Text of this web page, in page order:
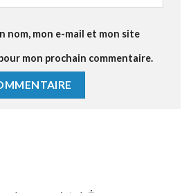
nom, mon e-mail et mon site
mon prochain commentaire.